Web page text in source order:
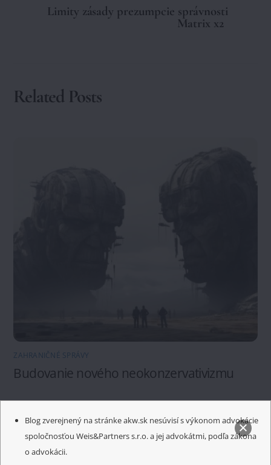
Blog zverejnený na stránke akw.sk nesúvisí s výkonom advokácie
spoločnosťou Weis&Partners s.r.o. a jej advokátmi, podľa zákona
o advokácii.
Limity zásady prezumpcie správnosti
Matrix x2
Related Posts
ZAHRANIČNÉ SPRÁVY
Budovanie nového neokonzervativizmu